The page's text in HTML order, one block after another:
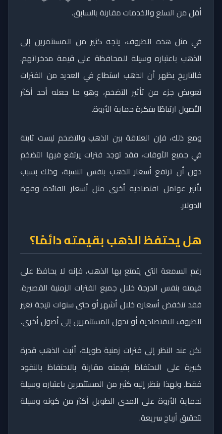
أقل من السلع والخدمات مقارنة بالسابق.
في مثل هذه الظروف، يتجه كثير من المستثمرين إلى
الذهب باعتباره وسيلة للمحافظة على قيمة مدخراتهم.
فالتاريخ يظهر أن الذهب استطاع في العديد من الفترات
تعويض جزء من تأثير التضخم، وهو ما جعله أحد أكثر
الأصول ارتباطًا بفكرة حماية الثروة.
ومع ذلك، فإن العلاقة بين الذهب والتضخم ليست ثابتة
في جميع الأوقات، فقد توجد فترات يرتفع فيها التضخم
دون أن ترتفع أسعار الذهب بنفس النسبة، وذلك بسبب
تأثير عوامل اقتصادية أخرى مثل أسعار الفائدة وقوة
الدولار.
هل يحتفظ الذهب بقيمته دائمًا؟
رغم السمعة التي يتمتع بها الذهب، فإنه لا يحافظ على
قيمته بنفس الدرجة خلال جميع الفترات الزمنية القصيرة.
فقد تنخفض أسعاره خلال أشهر أو حتى سنوات نتيجة تغير
الظروف الاقتصادية أو تحول المستثمرين إلى أصول أخرى.
لكن عند النظر إلى فترات زمنية طويلة، أثبت الذهب قدرة
كبيرة على الاحتفاظ بقيمته مقارنة بالاحتفاظ بالنقود
فقط. ولهذا ينظر إليه كثير من المستثمرين باعتباره وسيلة
لحماية الثروة على المدى الطويل أكثر من كونه وسيلة
لتحقيق أرباح سريعة.